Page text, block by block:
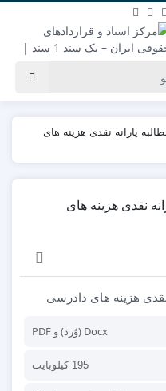
یارانه نقدی هزینه های
نقدی هزینه های
Docx (وُرد) و PDF
195 کیلوبایت